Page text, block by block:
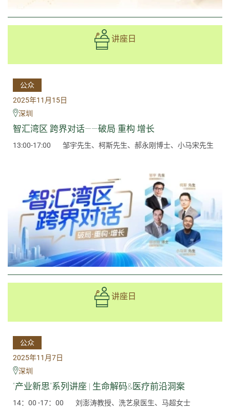
讲座日
公众
2025年11月15日
深圳
智汇湾区 跨界对话——破局·重构·增长
13:00-17:00 邹宇先生、柯斯先生、郝永刚博士、小马宋先生
讲座日
公众
2025年11月7日
深圳
“产业新思”系列讲座 | 生命解码&医疗前沿洞案
14：00 -17：00 刘澎涛教授、洗艺泉医生、马超女士